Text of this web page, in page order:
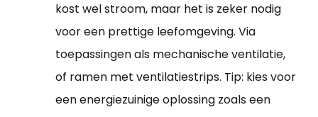
kost wel stroom, maar het is zeker nodig
voor een prettige leefomgeving. Via
toepassingen als mechanische ventilatie,
of ramen met ventilatiestrips. Tip: kies voor
een energiezuinige oplossing zoals een